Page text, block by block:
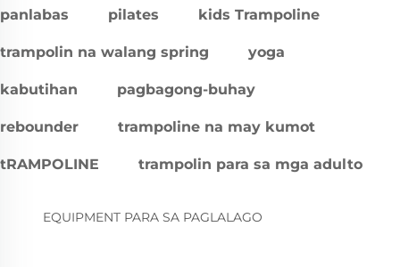
panlabas pilates kids Trampoline
trampolin na walang spring yoga
kabutihan pagbagong-buhay
rebounder trampoline na may kumot
tRAMPOLINE trampolin para sa mga adulto
EQUIPMENT PARA SA PAGLALAGO